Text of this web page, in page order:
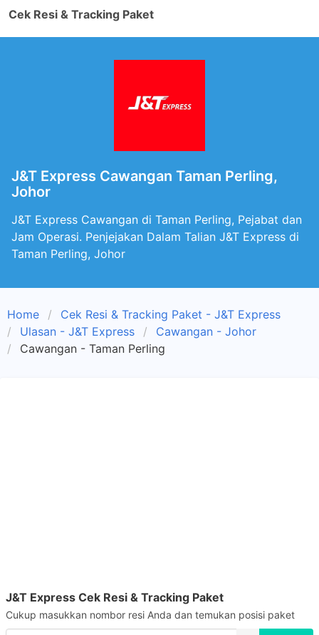
Cek Resi & Tracking Paket
J&T Express Cawangan Taman Perling,
Johor
J&T Express Cawangan di Taman Perling, Pejabat dan
Jam Operasi. Penjejakan Dalam Talian J&T Express di
Taman Perling, Johor
Home
Cek Resi & Tracking Paket - J&T Express
Ulasan - J&T Express
Cawangan - Johor
Cawangan - Taman Perling
J&T Express Cek Resi & Tracking Paket
Cukup masukkan nombor resi Anda dan temukan posisi paket